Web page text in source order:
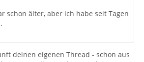
schon älter, aber ich habe seit Tagen
deinen eigenen Thread - schon aus